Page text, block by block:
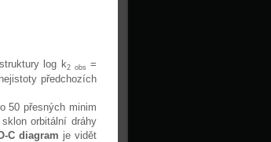
log k2 obs =
předchozích
50 přesných minim
orbitální dráhy
C diagram je vidět